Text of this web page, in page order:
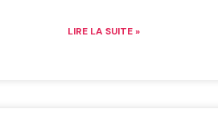
LIRE LA SUITE »